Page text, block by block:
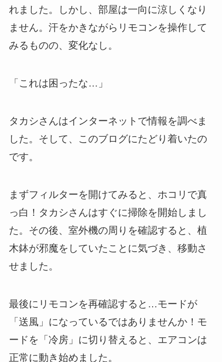
れました。しかし、部屋は一向に涼しくなり
ません。汗をかきながらリモコンを操作して
みるものの、変化なし。
「これは困ったな…」
タカシさんはインターネットで情報を調べま
した。そして、このブログにたどり着いたの
です。
まずフィルターを開けてみると、ホコリで真
っ白！タカシさんはすぐに掃除を開始しまし
た。その後、室外機の周りを確認すると、植
木鉢が邪魔をしていたことに気づき、移動さ
せました。
最後にリモコンを再確認すると…モードが
「送風」になっているではありませんか！モ
ードを「冷房」に切り替えると、エアコンは
正常に動き始めました。